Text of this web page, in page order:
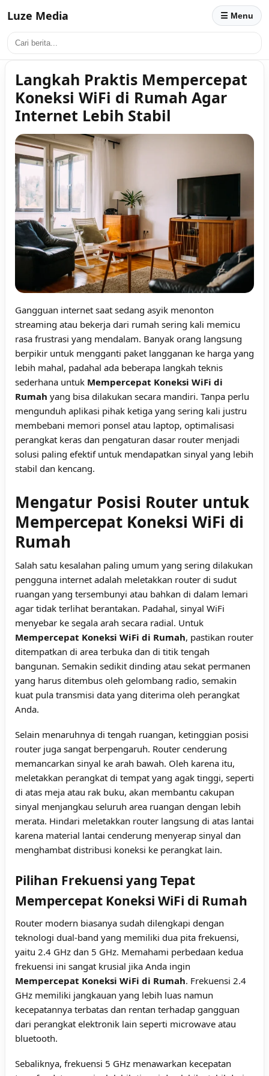
Luze Media ☰ Menu
Langkah Praktis Mempercepat
Koneksi WiFi di Rumah Agar
Internet Lebih Stabil
Gangguan internet saat sedang asyik menonton
streaming atau bekerja dari rumah sering kali memicu
rasa frustrasi yang mendalam. Banyak orang langsung
berpikir untuk mengganti paket langganan ke harga yang
lebih mahal, padahal ada beberapa langkah teknis
sederhana untuk Mempercepat Koneksi WiFi di
Rumah yang bisa dilakukan secara mandiri. Tanpa perlu
mengunduh aplikasi pihak ketiga yang sering kali justru
membebani memori ponsel atau laptop, optimalisasi
perangkat keras dan pengaturan dasar router menjadi
solusi paling efektif untuk mendapatkan sinyal yang lebih
stabil dan kencang.
Mengatur Posisi Router untuk
Mempercepat Koneksi WiFi di
Rumah
Salah satu kesalahan paling umum yang sering dilakukan
pengguna internet adalah meletakkan router di sudut
ruangan yang tersembunyi atau bahkan di dalam lemari
agar tidak terlihat berantakan. Padahal, sinyal WiFi
menyebar ke segala arah secara radial. Untuk
Mempercepat Koneksi WiFi di Rumah, pastikan router
ditempatkan di area terbuka dan di titik tengah
bangunan. Semakin sedikit dinding atau sekat permanen
yang harus ditembus oleh gelombang radio, semakin
kuat pula transmisi data yang diterima oleh perangkat
Anda.
Selain menaruhnya di tengah ruangan, ketinggian posisi
router juga sangat berpengaruh. Router cenderung
memancarkan sinyal ke arah bawah. Oleh karena itu,
meletakkan perangkat di tempat yang agak tinggi, seperti
di atas meja atau rak buku, akan membantu cakupan
sinyal menjangkau seluruh area ruangan dengan lebih
merata. Hindari meletakkan router langsung di atas lantai
karena material lantai cenderung menyerap sinyal dan
menghambat distribusi koneksi ke perangkat lain.
Pilihan Frekuensi yang Tepat
Mempercepat Koneksi WiFi di Rumah
Router modern biasanya sudah dilengkapi dengan
teknologi dual-band yang memiliki dua pita frekuensi,
yaitu 2.4 GHz dan 5 GHz. Memahami perbedaan kedua
frekuensi ini sangat krusial jika Anda ingin
Mempercepat Koneksi WiFi di Rumah. Frekuensi 2.4
GHz memiliki jangkauan yang lebih luas namun
kecepatannya terbatas dan rentan terhadap gangguan
dari perangkat elektronik lain seperti microwave atau
bluetooth.
Sebaliknya, frekuensi 5 GHz menawarkan kecepatan